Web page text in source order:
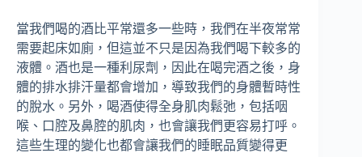
當我們喝的酒比平常還多一些時，我們在半夜常常
需要起床如廁，但這並不只是因為我們喝下較多的
液體。酒也是一種利尿劑，因此在喝完酒之後，身
體的排水排汗量都會增加，導致我們的身體暫時性
的脫水。另外，喝酒使得全身肌肉鬆弛，包括咽
喉、口腔及鼻腔的肌肉，也會讓我們更容易打呼。
這些生理的變化也都會讓我們的睡眠品質變得更